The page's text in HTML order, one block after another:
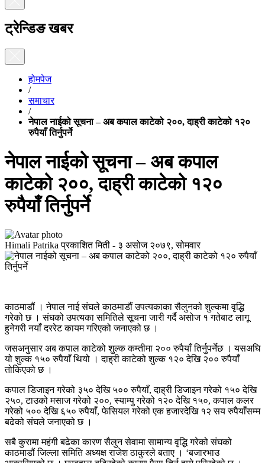
ट्रेन्डिङ खबर
होमपेज
/
समाचार
/
नेपाल नाईको सूचना – अब कपाल काटेको २००, दाह्री काटेको १२०
रुपैयाँ तिर्नुपर्ने
नेपाल नाईको सूचना – अब कपाल
काटेको २००, दाह्री काटेको १२०
रुपैयाँ तिर्नुपर्ने
Himali Patrika प्रकाशित मिती - ३ असोज २०७९, सोमवार
काठमाडौं । नेपाल नाई संघले काठमाडौं उपत्यकाका सैलुनको शुल्कमा वृद्धि
गरेको छ । संघको उपत्यका समितिले सूचना जारी गर्दै असोज १ गतेबाट लागू
हुनेगरी नयाँ दररेट कायम गरिएको जनाएको छ ।
जसअनुसार अब कपाल काटेको शुल्क कम्तीमा २०० रुपैयाँ तिर्नुपर्नेछ । यसअघि
यो शुल्क १५० रुपैयाँ थियो । दाह्री काटेको शुल्क १२० देखि २०० रुपैयाँ
तोकिएको छ ।
कपाल डिजाइन गरेको ३५० देखि ५०० रुपैयाँ, दाह्री डिजाइन गरेको १५० देखि
२५०, टाउको मसाज गरेको २००, स्याम्पु गरेको १२० देखि १५०, कपाल कलर
गरेको ५०० देखि ६५० रुपैयाँ, फेसियल गरेको एक हजारदेखि १२ सय रुपैयाँसम्म
बढेको संघले जनाएको छ ।
सबै कुरामा महंगी बढेका कारण सैलुन सेवामा सामान्य वृद्धि गरेको संघको
काठमाडौं जिल्ला समिति अध्यक्ष राजेश ठाकुरले बताए । ‘बजारभाउ